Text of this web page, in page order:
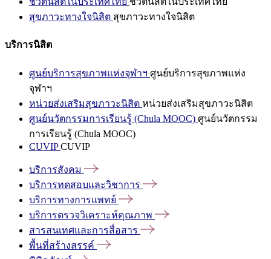
สุขภาวะทางใจนิสิต สุขภาวะทางใจนิสิต
บริการนิสิต
ศูนย์บริการสุขภาพแห่งจุฬาฯ ศูนย์บริการสุขภาพแห่ง
จุฬาฯ
หน่วยส่งเสริมสุขภาวะนิสิต หน่วยส่งเสริมสุขภาวะนิสิต
ศูนย์นวัตกรรมการเรียนรู้ (Chula MOOC) ศูนย์นวัตกรรม
การเรียนรู้ (Chula MOOC)
CUVIPCUVIP
บริการสังคม
บริการทดสอบและวิชาการ
บริการทางการแพทย์
บริการตรวจวิเคราะห์คุณภาพ
สารสนเทศและการสื่อสาร
พื้นที่สร้างสรรค์